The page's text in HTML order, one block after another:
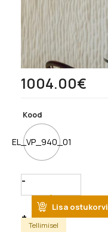
1004.00€
Kood
EL_VP_940_01
Quantity
Lisa ostukorvi
Tellimisel